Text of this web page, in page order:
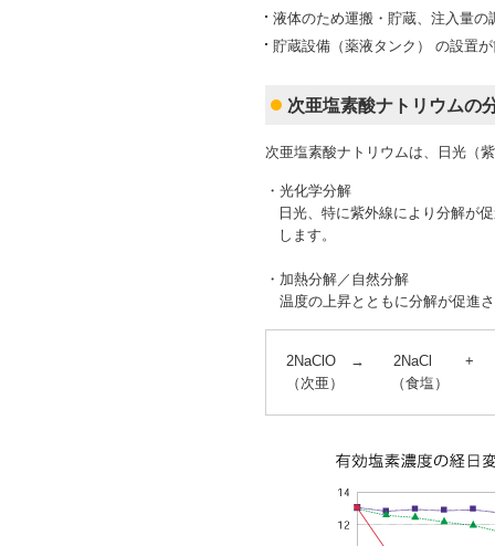
液体のため運搬・貯蔵、注入量
貯蔵設備（薬液タンク） の設置
次亜塩素酸ナトリウムの
次亜塩素酸ナトリウムは、日光（
・光化学分解
日光、特に紫外線により分解が
します。
・加熱分解／自然分解
温度の上昇とともに分解が促進
2NaClO → 2NaCl +
（次亜） （食塩）